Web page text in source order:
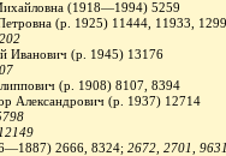
(1918—1994) 5259
(р. 1925) 11444, 11933,
Иванович (р. 1945) 13176
(р. 1908) 8107, 8394
Александрович (р. 1937) 12714
12149
2666, 8324; 2672, 2701, 9631